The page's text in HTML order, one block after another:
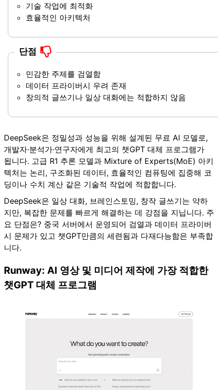
기술 작업에 최적화
효율적인 아키텍처
단점
민감한 주제를 검열함
데이터 프라이버시 우려 존재
창의적 글쓰기나 일상 대화에는 적합하지 않음
DeepSeek은 정밀성과 성능을 위해 설계된 무료 AI 모델로,
개발자·분석가·연구자에게 최고의 챗GPT 대체 프로그램가
됩니다. 고급 R1 추론 모델과 Mixture of Experts(MoE) 아키
텍처는 논리, 구조화된 데이터, 효율적인 컴퓨팅에 집중해 코
딩이나 수치 계산 같은 기술적 작업에 적합합니다.
DeepSeek은 일상 대화, 브레인스토밍, 창작 글쓰기는 약하
지만, 복잡한 문제를 빠르게 해결하는 데 강점을 지닙니다. 주
요 단점은? 중국 서버에서 운영되어 검열과 데이터 프라이버
시 문제가 있고 챗GPT만큼의 세련됨과 다재다능함은 부족합
니다.
Runway: AI 영상 및 미디어 제작에 가장 적합한
챗GPT 대체 프로그램